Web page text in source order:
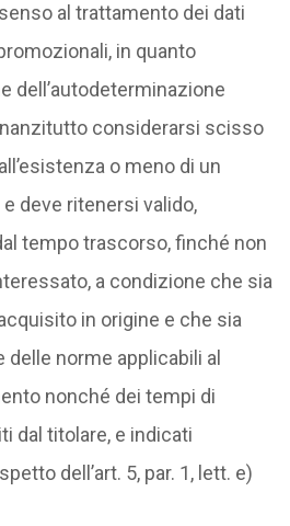
al trattamento dei dati
in quanto
dell’autodeterminazione
considerarsi scisso
o meno di un
deve ritenersi valido,
tempo trascorso, finché non
a condizione che sia
in origine e che sia
delle norme applicabili al
nonché dei tempi di
dal titolare, e indicati
dell’art. 5, par. 1, lett. e)